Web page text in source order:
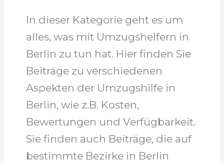
In dieser Kategorie geht es um
alles, was mit Umzugshelfern in
Berlin zu tun hat. Hier finden Sie
Beiträge zu verschiedenen
Aspekten der Umzugshilfe in
Berlin, wie z.B. Kosten,
Bewertungen und Verfügbarkeit.
Sie finden auch Beiträge, die auf
bestimmte Bezirke in Berlin